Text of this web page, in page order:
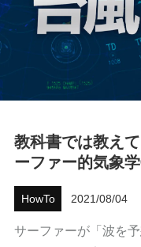
教科書では教え
ーファー的気象
HowTo 2021/08/04
サーファーが「波を
ニュー
試合
ホリ